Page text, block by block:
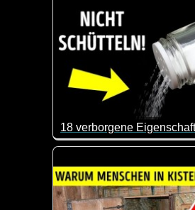
Das ist mal wieder sehr